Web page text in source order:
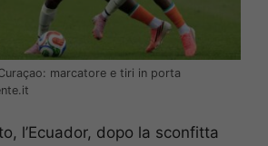
marcatore e tiri in porta
l’Ecuador, dopo la sconfitta